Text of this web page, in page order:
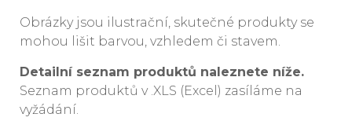
Obrázky jsou ilustrační, skutečné produkty se
mohou lišit barvou, vzhledem či stavem.
Detailní seznam produktů naleznete níže.
Seznam produktů v .XLS (Excel) zasíláme na
vyžádání.